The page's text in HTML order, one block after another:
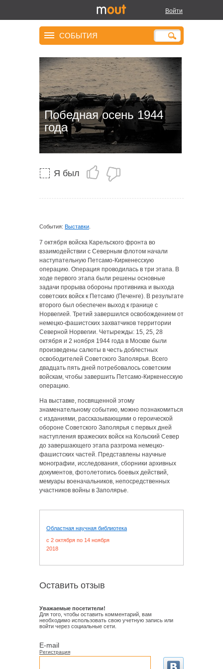
Войти
СОБЫТИЯ
Победная осень 1944
года
Я был
События: Выставки
7 октября войска Карельского фронта во
взаимодействии с Северным флотом начали
наступательную Петсамо-Киркенесскую
операцию. Операция проводилась в три этапа. В
ходе первого этапа были решены основные
задачи прорыва обороны противника и выхода
советских войск к Петсамо (Печенге). В результате
второго был обеспечен выход к границе с
Норвегией. Третий завершился освобождением от
немецко-фашистских захватчиков территории
Северной Норвегии. Четырежды: 15, 25, 28
октября и 2 ноября 1944 года в Москве были
произведены салюты в честь доблестных
освободителей Советского Заполярья. Всего
двадцать пять дней потребовалось советским
войскам, чтобы завершить Петсамо-Киркенесскую
операцию.
На выставке, посвященной этому
знаменательному событию, можно познакомиться
с изданиями, рассказывающими о героической
обороне Советского Заполярья с первых дней
наступления вражеских войск на Кольский Север
до завершающего этапа разгрома немецко-
фашистских частей. Представлены научные
монографии, исследования, сборники архивных
документов, фотолетопись боевых действий,
мемуары военачальников, непосредственных
участников войны в Заполярье.
Областная научная библиотека
c 2 октября по 14 ноября
2018
Оставить отзыв
Уважаемые посетители!
Для того, чтобы оставить комментарий, вам
необходимо использовать свою учетную запись или
войти через социальные сети.
E-mail
Регистрация